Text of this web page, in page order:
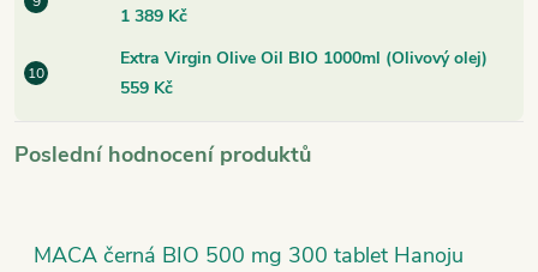
1 389 Kč
Extra Virgin Olive Oil BIO 1000ml (Olivový olej)
559 Kč
Poslední hodnocení produktů
MACA černá BIO 500 mg 300 tablet Hanoju